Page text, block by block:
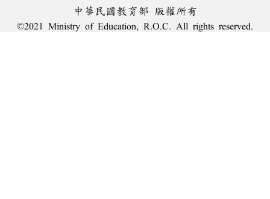
中華民國教育部 版權所有
©2021 Ministry of Education, R.O.C. All rights reserved.